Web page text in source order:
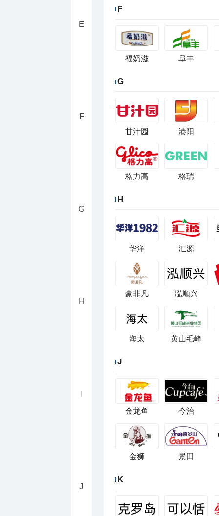
E
F
G
H
I
J
F
福奶滋 阜丰
G
甘汁园 港阳
格力高 格瑞
H
华洋 汇源
豪非凡 泓顺兴
海太 黄山毛峰
J
金龙鱼 今治
金狮 景田
K